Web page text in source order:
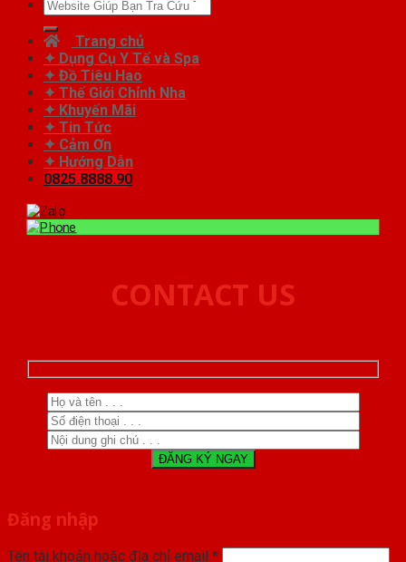
Tìm
Trang chủ
✦ Dụng Cụ Y Tế và Spa
✦ Đồ Tiêu Hao
✦ Thế Giới Chỉnh Nha
✦ Khuyến Mãi
✦ Tin Tức
✦ Cảm Ơn
✦ Hướng Dẫn
0825.8888.90
CONTACT US
Đăng nhập
Tên tài khoản hoặc địa chỉ email *